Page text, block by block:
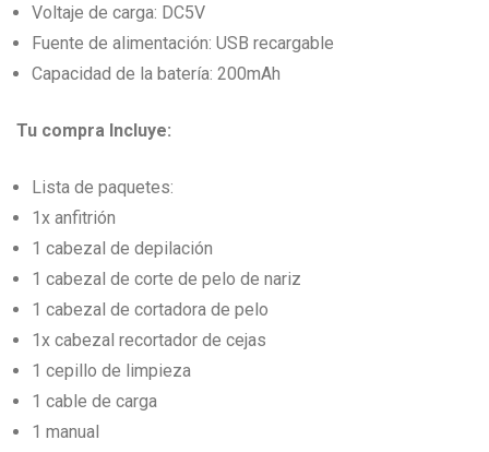
Voltaje de carga: DC5V
Fuente de alimentación: USB recargable
Capacidad de la batería: 200mAh
Tu compra Incluye:
Lista de paquetes:
1x anfitrión
1 cabezal de depilación
1 cabezal de corte de pelo de nariz
1 cabezal de cortadora de pelo
1x cabezal recortador de cejas
1 cepillo de limpieza
1 cable de carga
1 manual